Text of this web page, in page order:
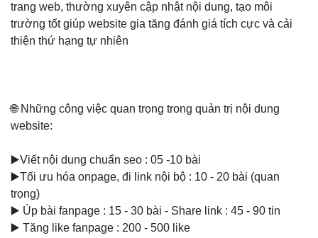
trang web, thường xuyên cập nhật nội dung, tạo môi
trường tốt giúp website gia tăng đánh giá tích cực và cải
thiện thứ hạng tự nhiên
🌐 Những công việc quan trọng trong quản trị nội dung
website:
▶️Viết nội dung chuẩn seo : 05 -10 bài
▶️Tối ưu hóa onpage, đi link nội bộ : 10 - 20 bài (quan
trọng)
▶️ Úp bài fanpage : 15 - 30 bài - Share link : 45 - 90 tin
▶️ Tăng like fanpage : 200 - 500 like